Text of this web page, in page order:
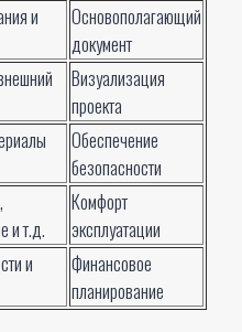
и
Основополагающий
документ
Визуализация
проекта
Обеспечение
безопасности
и т.д.
Комфорт
эксплуатации
и
Финансовое
планирование